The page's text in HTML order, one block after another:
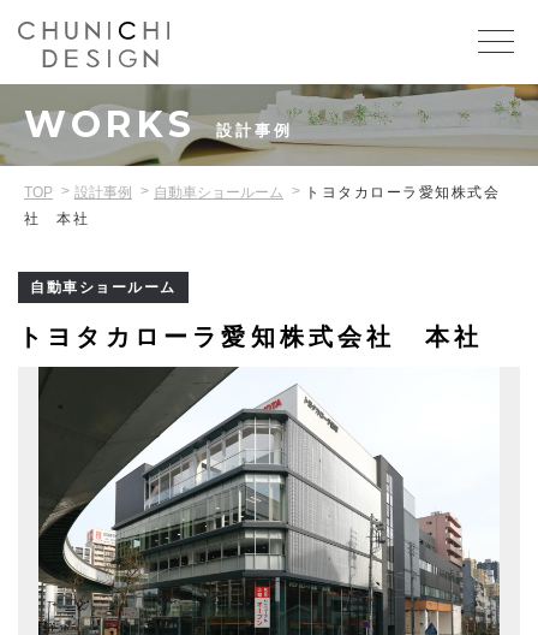
WORKS 設計事例
TOP 設計事例 自動車ショールーム
トヨタカローラ愛知株式会
社 本社
自動車ショールーム
トヨタカローラ愛知株式会社 本社